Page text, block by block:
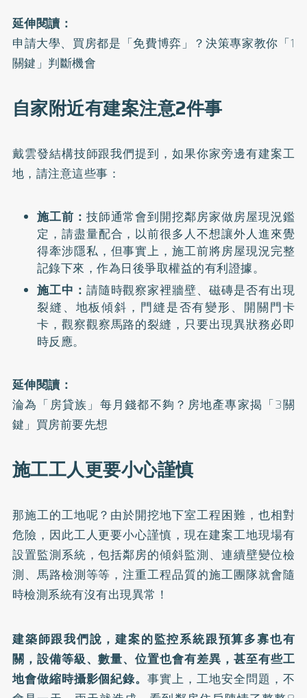
延伸閱讀：
申請大學、買房都是「免費博弈」？決策專家教你「1
關鍵」判斷機會
自家附近有建案注意2件事
戴雲發結構技師跟我們提到，如果你家旁邊有建案工
地，請注意這些事：
施工前： 技師通常會到開挖鄰房家做房屋現況鑑
定，請盡量配合，以前很多人不想讓外人進來覺
得牽涉隱私，但事實上，施工前將房屋現況完整
記錄下來，作為日後爭取權益的有利證據。
施工中： 請隨時觀察家裡牆壁、磁磚是否有出現
裂縫、地板傾斜，門縫是否有變形、開關門卡
卡，觀察觀察馬路的裂縫，只要出現異狀務必即
時反應。
延伸閱讀：
淪為「房貸族」每月錢都不夠？房地產專家揭「3關
鍵」買房前要先想
施工工人更要小心謹慎
那施工的工地呢？由於開挖地下室工程困難，也相對
危險，因此工人更要小心謹慎，現在建案工地現場有
設置監測系統，包括鄰房的傾斜監測、連續壁變位檢
測、馬路檢測等等，注重工程品質的施工團隊就會隨
時檢測系統有沒有出現異常！
建築師跟我們說，建案的監控系統跟預算多寡也有
關，設備等級、數量、位置也會有差異，甚至有些工
地會做縮時攝影個紀錄。事實上，工地安全問題，不